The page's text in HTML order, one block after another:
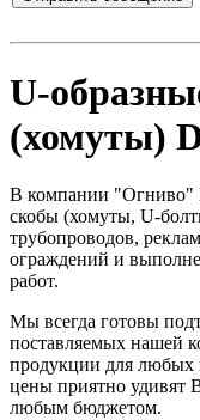
U-
(хомуты)
В компании "Огниво"
скобы (хомуты, U-
трубопроводов,
ограждений и
работ.
Мы всегда готовы
поставляемых нашей
продукции для любых
цены приятно удивят
любым бюджетом.